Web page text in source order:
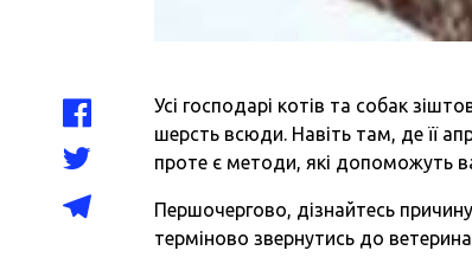
Усі господарі котів та собак
шерсть всюди. Навіть там, де її
проте є методи, які допоможуть
Першочергово, дізнайтесь
терміново звернутись до